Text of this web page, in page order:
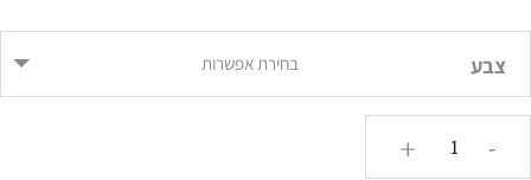
צבע בחירת אפשרות
-
+